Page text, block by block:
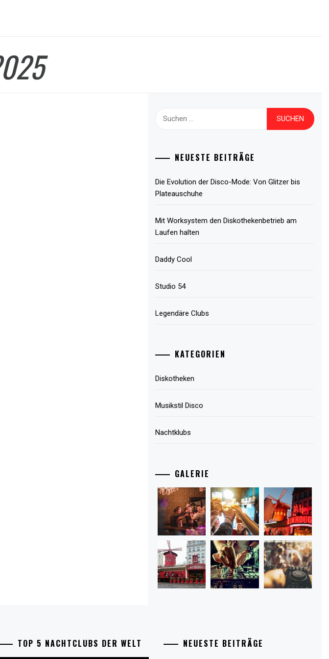
NEUESTE BEITRÄGE
Die Evolution der Disco-Mode: Von Glitzer bis
Plateauschuhe
Mit Worksystem den Diskothekenbetrieb am
Laufen halten
Daddy Cool
Studio 54
Legendäre Clubs
KATEGORIEN
Diskotheken
Musikstil Disco
Nachtklubs
GALERIE
TOP 5 NACHTCLUBS DER WELT NEUESTE BEITRÄGE